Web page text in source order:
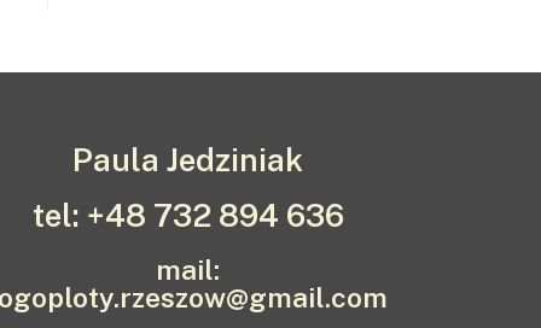
Paula Jedziniak
tel: +48 732 894 636
mail: